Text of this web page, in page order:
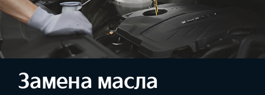
Замена масла